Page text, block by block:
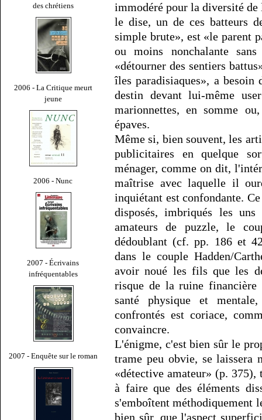
des chrétiens
2006 - La Critique meurt
jeune
2006 - Nunc
2007 - Écrivains
infréquentables
2007 - Enquête sur le roman
immodéré pour la diversité de
le dise, un de ces batteurs
simple brute», est «le parent
ou moins nonchalante
«détourner des sentiers
îles paradisiaques», a
destin devant lui-même
marionnettes, en somme
épaves.
Même si, bien souvent, les
publicitaires en quelque
ménager, comme on dit,
maîtrise avec laquelle il
inquiétant est confondante.
disposés, imbriqués les
amateurs de puzzle, le
dédoublant (cf. pp. 186 et
dans le couple Hadden/
avoir noué les fils que les
risque de la ruine
santé physique et
confrontés est coriace,
convaincre.
L'énigme, c'est bien sûr le
trame peu obvie, se laissera
«détective amateur» (p.
à faire que des éléments
s'emboîtent méthodiquement
bien sûr, que l'aspect